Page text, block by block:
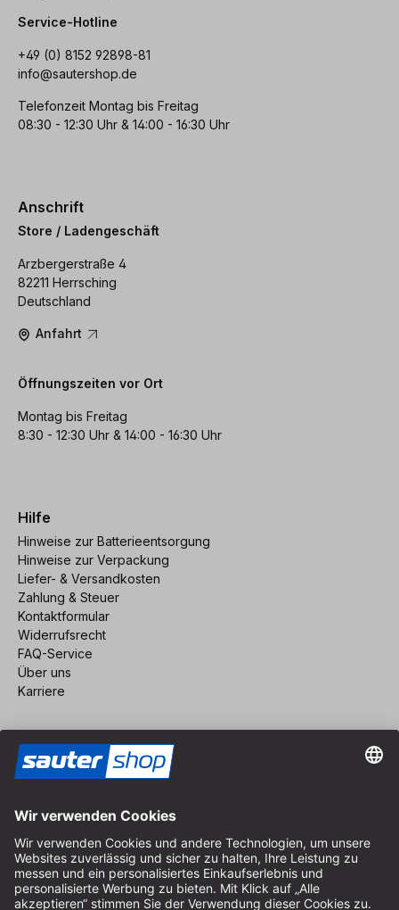
Service-Hotline
+49 (0) 8152 92898-81
info@sautershop.de
Telefonzeit Montag bis Freitag
08:30 - 12:30 Uhr & 14:00 - 16:30 Uhr
Anschrift
Store / Ladengeschäft
Arzbergerstraße 4
82211 Herrsching
Deutschland
Anfahrt
Öffnungszeiten vor Ort
Montag bis Freitag
8:30 - 12:30 Uhr & 14:00 - 16:30 Uhr
Hilfe
Hinweise zur Batterieentsorgung
Hinweise zur Verpackung
Liefer- & Versandkosten
Zahlung & Steuer
Kontaktformular
Widerrufsrecht
FAQ-Service
Über uns
Karriere
Impressum
AGB
Datenschutz